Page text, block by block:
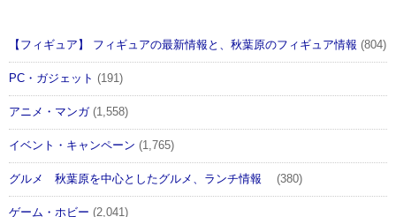
【フィギュア】 フィギュアの最新情報と、秋葉原のフィギュア情報 (804)
PC・ガジェット (191)
アニメ・マンガ(1,558)
イベント・キャンペーン (1,765)
グルメ 秋葉原を中心としたグルメ、ランチ情報 (380)
ゲーム・ホビー (2,041)